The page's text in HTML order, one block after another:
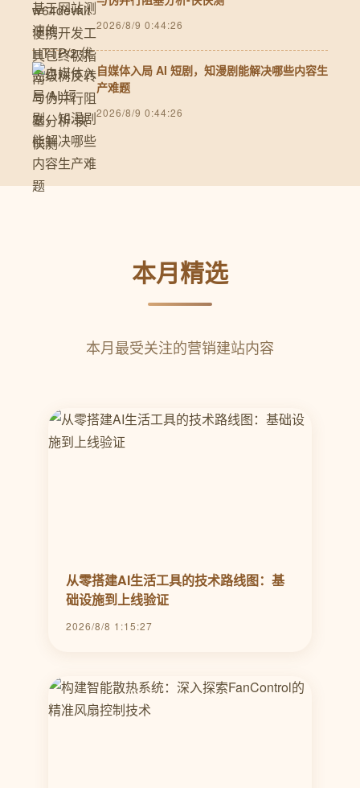
2026/8/9 0:44:26
自媒体入局 AI 短剧，知漫剧能解决哪些内容生
产难题
2026/8/9 0:44:26
本月精选
本月最受关注的营销建站内容
从零搭建AI生活工具的技术路线图：基
础设施到上线验证
2026/8/8 1:15:27